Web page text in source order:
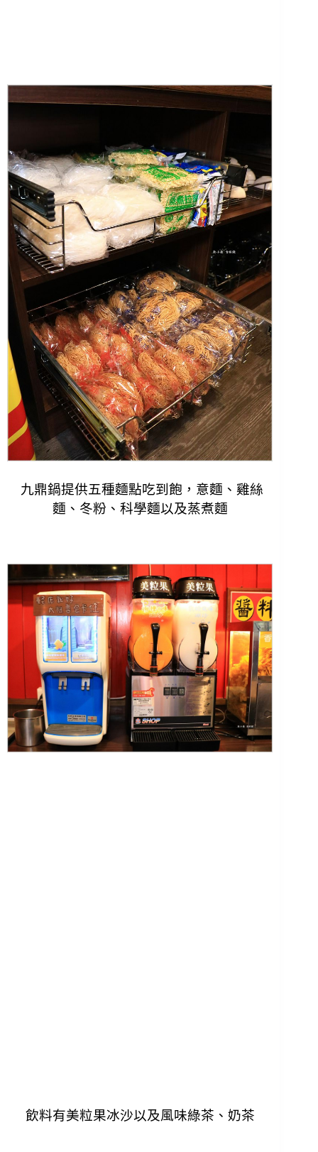
九鼎鍋提供五種麵點吃到飽，意麵、雞絲
麵、冬粉、科學麵以及蒸煮麵
飲料有美粒果冰沙以及風味綠茶、奶茶